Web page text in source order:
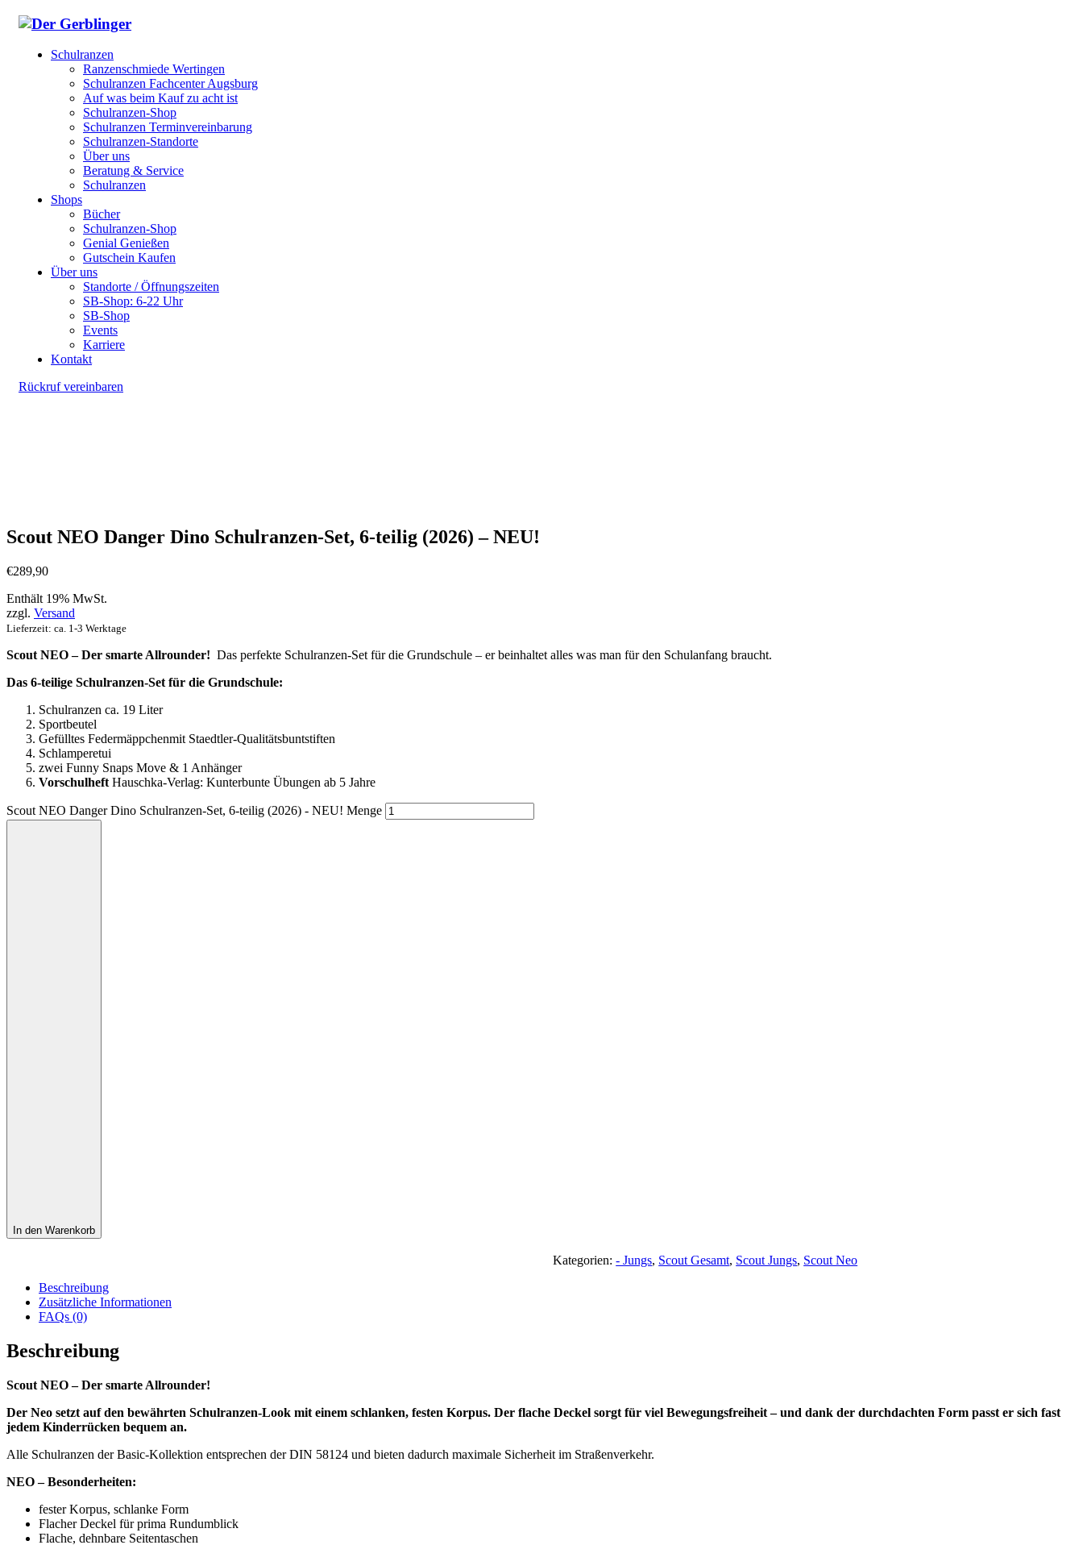
Schulranzen
Ranzenschmiede Wertingen
Schulranzen Fachcenter Augsburg
Auf was beim Kauf zu acht ist
Schulranzen-Shop
Schulranzen Terminvereinbarung
Schulranzen-Standorte
Über uns
Beratung & Service
Schulranzen
Shops
Bücher
Schulranzen-Shop
Genial Genießen
Gutschein Kaufen
Über uns
Standorte / Öffnungszeiten
SB-Shop: 6-22 Uhr
SB-Shop
Events
Karriere
Kontakt
Rückruf vereinbaren
Scout NEO Danger Dino Schulranzen-Set, 6-teilig (2026) – NEU!
€289,90
Enthält 19% MwSt.
zzgl. Versand
Lieferzeit: ca. 1-3 Werktage
Scout NEO – Der smarte Allrounder! Das perfekte Schulranzen-Set für die Grundschule – er beinhaltet alles was man für den Schulanfang braucht.
Das 6-teilige Schulranzen-Set für die Grundschule:
Schulranzen ca. 19 Liter
Sportbeutel
Gefülltes Federmäppchenmit Staedtler-Qualitätsbuntstiften
Schlamperetui
zwei Funny Snaps Move & 1 Anhänger
Vorschulheft Hauschka-Verlag: Kunterbunte Übungen ab 5 Jahre
Scout NEO Danger Dino Schulranzen-Set, 6-teilig (2026) - NEU! Menge
In den Warenkorb
Kategorien:- Jungs, Scout Gesamt, Scout Jungs, Scout Neo
Beschreibung
Zusätzliche Informationen
FAQs (0)
Beschreibung
Scout NEO – Der smarte Allrounder!
Der Neo setzt auf den bewährten Schulranzen-Look mit einem schlanken, festen Korpus. Der flache Deckel sorgt für viel Bewegungsfreiheit – und dank der durchdachten Form passt er sich fast
jedem Kinderrücken bequem an.
Alle Schulranzen der Basic-Kollektion entsprechen der DIN 58124 und bieten dadurch maximale Sicherheit im Straßenverkehr.
NEO – Besonderheiten:
fester Korpus, schlanke Form
Flacher Deckel für prima Rundumblick
Flache, dehnbare Seitentaschen